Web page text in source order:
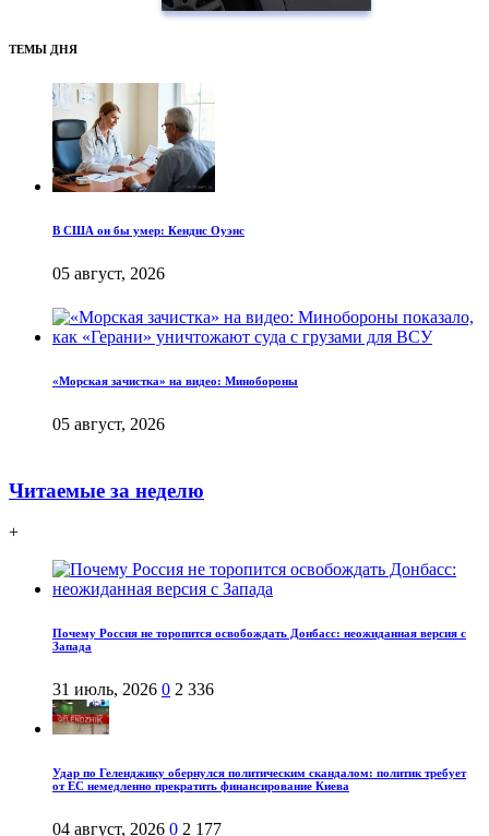
ТЕМЫ ДНЯ
В США он бы умер: Кендис Оуэнс
05 август, 2026
«Морская зачистка» на видео: Минобороны
05 август, 2026
Читаемые за неделю
+
Почему Россия не торопится освобождать Донбасс: неожиданная версия с
Запада
31 июль, 2026 0 2 336
Удар по Геленджику обернулся политическим скандалом: политик требует
от ЕС немедленно прекратить финансирование Киева
04 август, 2026 0 2 177